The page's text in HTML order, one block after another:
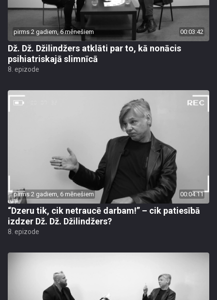
pirms 2 gadiem, 6 mēnešiem 00:03:42
Dž. Dž. Džilindžers atklāti par to, kā nonācis
psihiatriskajā slimnīcā
8. epizode
pirms 2 gadiem, 6 mēnešiem 00:04:11
“Dzeru tik, cik netraucē darbam!” – cik patiesībā
izdzer Dž. Dž. Džilindžers?
8. epizode